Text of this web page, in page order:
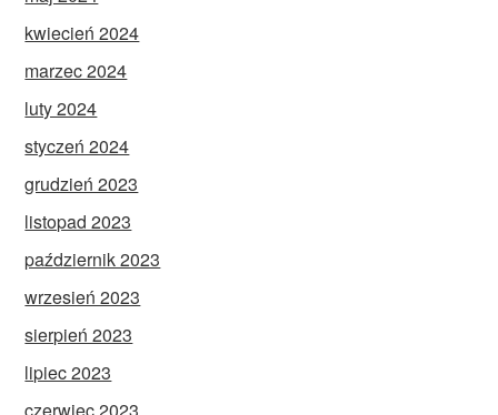
kwiecień 2024
marzec 2024
luty 2024
styczeń 2024
grudzień 2023
listopad 2023
październik 2023
wrzesień 2023
sierpień 2023
lipiec 2023
czerwiec 2023